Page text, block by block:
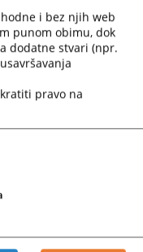
i bez njih web
punom obimu, dok
dodatne stvari (npr.
pravo na